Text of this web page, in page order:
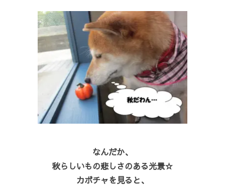
なんだか、
秋らしいもの悲しさのある光景☆
カボチャを見ると、